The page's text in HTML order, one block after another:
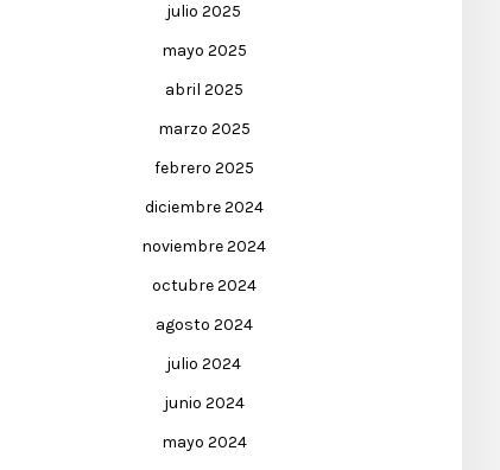
julio 2025
mayo 2025
abril 2025
marzo 2025
febrero 2025
diciembre 2024
noviembre 2024
octubre 2024
agosto 2024
julio 2024
junio 2024
mayo 2024